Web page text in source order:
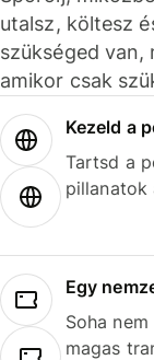
utalsz, költesz
szükséged van,
amikor csak
Kezeld a
Tartsd a
pillanatok
Egy
Soha
magas